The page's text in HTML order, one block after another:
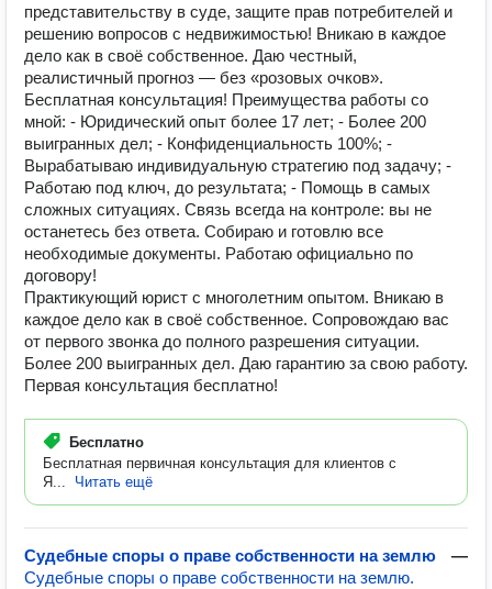
представительству в суде, защите прав потребителей и
решению вопросов с недвижимостью! Вникаю в каждое
дело как в своё собственное. Даю честный,
реалистичный прогноз — без «розовых очков».
Бесплатная консультация! Преимущества работы со
мной: - Юридический опыт более 17 лет; - Более 200
выигранных дел; - Конфиденциальность 100%; -
Вырабатываю индивидуальную стратегию под задачу; -
Работаю под ключ, до результата; - Помощь в самых
сложных ситуациях. Связь всегда на контроле: вы не
останетесь без ответа. Собираю и готовлю все
необходимые документы. Работаю официально по
договору!
Практикующий юрист с многолетним опытом. Вникаю в
каждое дело как в своё собственное. Сопровождаю вас
от первого звонка до полного разрешения ситуации.
Более 200 выигранных дел. Даю гарантию за свою работу.
Первая консультация бесплатно!
Бесплатно
Бесплатная первичная консультация для клиентов с
Я...
Читать ещё
Судебные споры о праве собственности на землю
—
Судебные споры о праве собственности на землю.